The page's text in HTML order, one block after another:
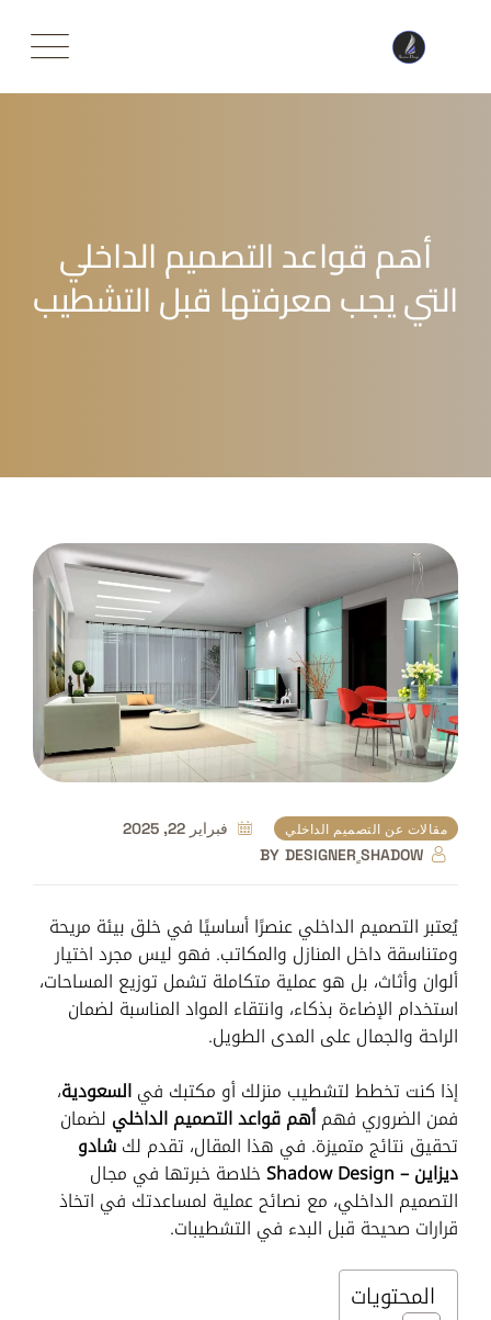
أهم قواعد التصميم الداخلي
التي يجب معرفتها قبل التشطيب
مقالات عن التصميم الداخلي
فبراير 22, 2025
BY DESIGNER ٍSHADOW
يُعتبر التصميم الداخلي عنصرًا أساسيًا في خلق بيئة مريحة
ومتناسقة داخل المنازل والمكاتب. فهو ليس مجرد اختيار
ألوان وأثاث، بل هو عملية متكاملة تشمل توزيع المساحات،
استخدام الإضاءة بذكاء، وانتقاء المواد المناسبة لضمان
الراحة والجمال على المدى الطويل.
إذا كنت تخطط لتشطيب منزلك أو مكتبك فيالسعودية،
فمن الضروري فهمأهم قواعد التصميم الداخلي لضمان
تحقيق نتائج متميزة. في هذا المقال، تقدم لكشادو
ديزاين – Shadow Design
خلاصة خبرتها في مجال
التصميم الداخلي، مع نصائح عملية لمساعدتك في اتخاذ
قرارات صحيحة قبل البدء في التشطيبات.
المحتويات